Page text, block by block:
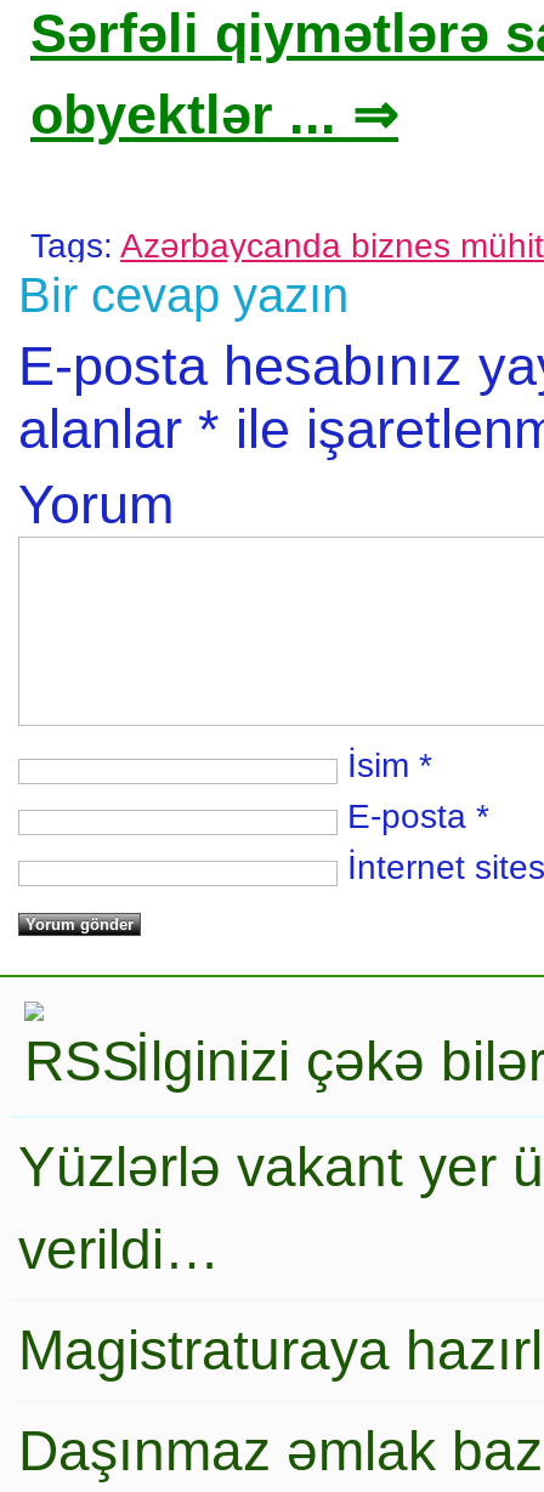
Sərfəli qiymətlərə
obyektlər ... ⇒
Tags: Azərbaycanda biznes
Bir cevap yazın
E-posta hesabınız
alanlar * ile
Yorum
İsim *
E-posta *
İnternet
İlginizi çəkə
Yüzlərlə vakant yer
verildi…
Magistraturaya
Daşınmaz əmlak